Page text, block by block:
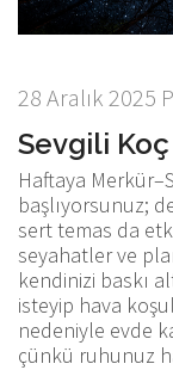
28 Aralık 2025
Sevgili
Haftaya
başlıyorsunuz;
sert temas da
seyahatler ve
kendinizi baskı
isteyip hava
nedeniyle evde
çünkü ruhunuz